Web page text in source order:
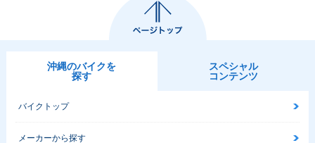
沖縄のバイクを
探す
スペシャル
コンテンツ
バイクトップ
メーカーから探す